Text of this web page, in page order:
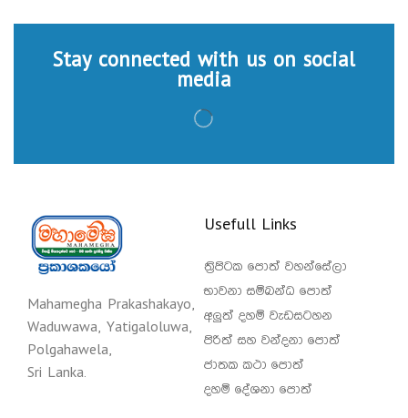
Stay connected with us on social
media
Mahamegha Prakashakayo,
Waduwawa, Yatigaloluwa,
Polgahawela,
Sri Lanka.
Usefull Links
ත්‍රිපිටක පොත් වහන්සේලා
භාවනා සම්බන්ධ පොත්
අලුත් දහම් වැඩසටහන
පිරිත් සහ වන්දනා පොත්
ජාතක කථා පොත්
දහම් දේශනා පොත්